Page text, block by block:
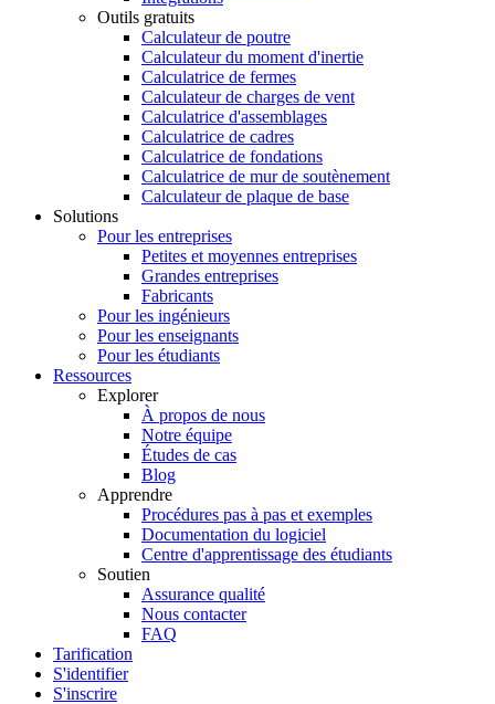
Outils gratuits
Calculateur de poutre
Calculateur du moment d'inertie
Calculatrice de fermes
Calculateur de charges de vent
Calculatrice d'assemblages
Calculatrice de cadres
Calculatrice de fondations
Calculatrice de mur de soutènement
Calculateur de plaque de base
Solutions
Pour les entreprises
Petites et moyennes entreprises
Grandes entreprises
Fabricants
Pour les ingénieurs
Pour les enseignants
Pour les étudiants
Ressources
Explorer
À propos de nous
Notre équipe
Études de cas
Blog
Apprendre
Procédures pas à pas et exemples
Documentation du logiciel
Centre d'apprentissage des étudiants
Soutien
Assurance qualité
Nous contacter
FAQ
Tarification
S'identifier
S'inscrire